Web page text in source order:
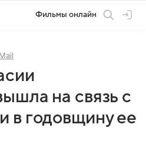
Фильмы онлайн
на связь с
в годовщину ее